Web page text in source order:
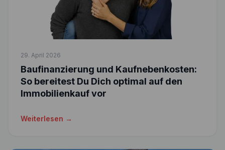
29. April 2026
Baufinanzierung und Kaufnebenkosten:
So bereitest Du Dich optimal auf den
Immobilienkauf vor
Weiterlesen →